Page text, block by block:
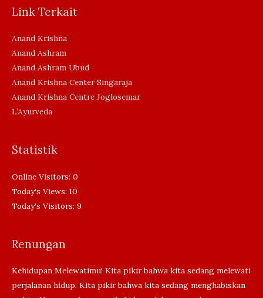
Link Terkait
Anand Krishna
Anand Ashram
Anand Ashram Ubud
Anand Krishna Center Singaraja
Anand Krishna Centre Joglosemar
L’Ayurveda
Statistik
Online Visitors: 0
Today's Views: 10
Today's Visitors: 9
Renungan
Kehidupan Melewatimu! Kita pikir bahwa kita sedang melewati
perjalanan hidup. Kita pikir bahwa kita sedang menghabiskan